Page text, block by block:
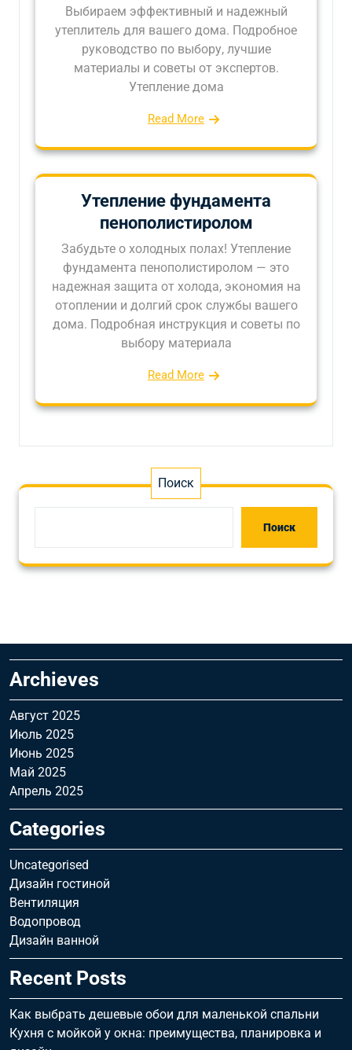
Выбираем эффективный и надежный
утеплитель для вашего дома. Подробное
руководство по выбору, лучшие
материалы и советы от экспертов.
Утепление дома
Read More
Утепление фундамента
пенополистиролом
Забудьте о холодных полах! Утепление
фундамента пенополистиролом — это
надежная защита от холода, экономия на
отоплении и долгий срок службы вашего
дома. Подробная инструкция и советы по
выбору материала
Read More
Поиск
Поиск
Archieves
Август 2025
Июль 2025
Июнь 2025
Май 2025
Апрель 2025
Categories
Uncategorised
Дизайн гостиной
Вентиляция
Водопровод
Дизайн ванной
Recent Posts
Как выбрать дешевые обои для маленькой спальни
Кухня с мойкой у окна: преимущества, планировка и